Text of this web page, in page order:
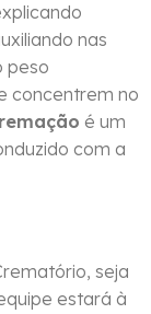
nas
peso
concentrem no
é um
com a
seja
estará à